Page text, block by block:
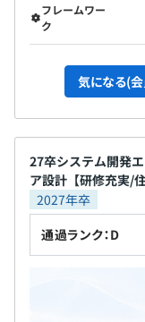
プロジェクトごと
Docker、Amazon
フレームワー
ク
気になる(
27卒システム開発
ア設計【研修充実/
2027年卒
通過ランク：D